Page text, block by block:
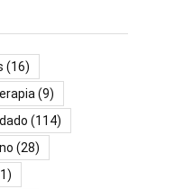
(16)
(9)
(114)
(28)